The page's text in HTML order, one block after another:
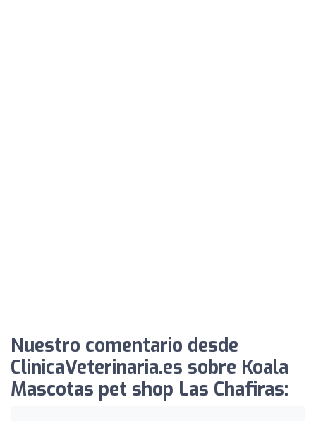
Nuestro comentario desde
ClinicaVeterinaria.es sobre Koala
Mascotas pet shop Las Chafiras: